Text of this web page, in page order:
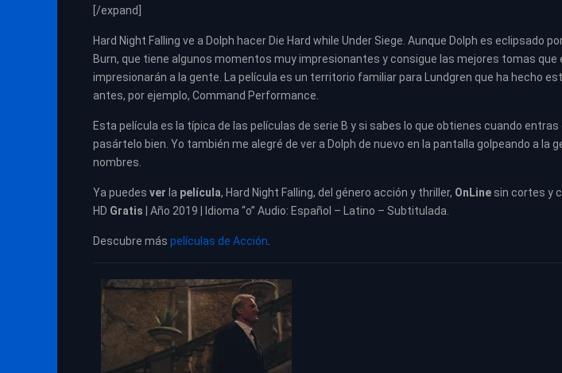
[/expand]
Hard Night Falling ve a Dolph hacer Die Hard while Under Siege. Aunque Dolph es eclipsado
Burn, que tiene algunos momentos muy impresionantes y consigue las mejores tomas que
impresionarán a la gente. La película es un territorio familiar para Lundgren que ha hecho
antes, por ejemplo, Command Performance.
Esta película es la típica de las películas de serie B y si sabes lo que obtienes cuando entras
pasártelo bien. Yo también me alegré de ver a Dolph de nuevo en la pantalla golpeando a la
nombres.
Ya puedes ver la película, Hard Night Falling, del género acción y thriller, OnLine sin cortes y
HD Gratis | Año 2019 | Idioma “o” Audio: Español – Latino – Subtitulada.
Descubre más películas de Acción